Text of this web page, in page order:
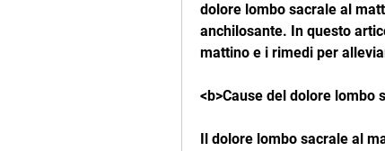
dolore lombo sacrale al
anchilosante. In questo
mattino e i rimedi per
<b>Cause del dolore lombo
Il dolore lombo sacrale al